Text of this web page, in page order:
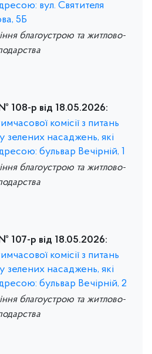
вул. Святителя
5Б
благоустрою та житлово-
108-р від 18.05.2026:
комісії з питань
зелених насаджень, які
бульвар Вечірній, 1
благоустрою та житлово-
107-р від 18.05.2026:
комісії з питань
зелених насаджень, які
бульвар Вечірній, 2
благоустрою та житлово-